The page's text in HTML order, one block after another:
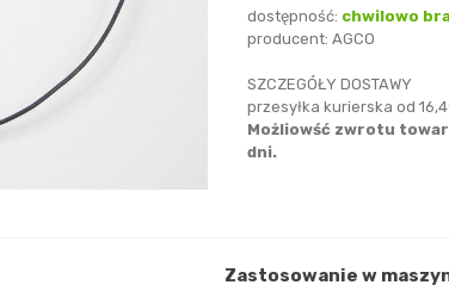
dostępność: chwilowo
producent: AGCO
SZCZEGÓŁY DOSTAWY
przesyłka kurierska od
Możliowść zwrotu
dni.
Zastosowanie w